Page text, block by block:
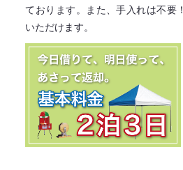
ております。
また、手入れは不要！
いただけます。